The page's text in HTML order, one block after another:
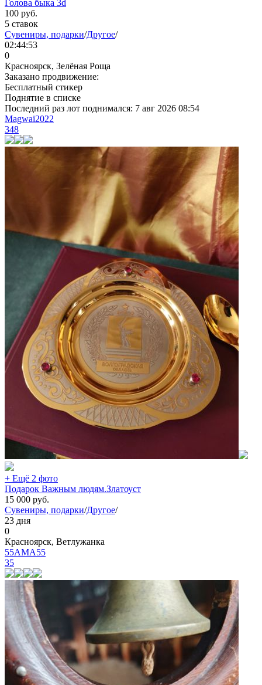
Голова быка 3d
100 руб.
5 ставок
Сувениры, подарки/Другое/
02:44:53
0
Красноярск, Зелёная Роща
Заказано продвижение:
Бесплатный стикер
Поднятие в списке
Последний раз лот поднимался: 7 авг 2026 08:54
Magwai2022
348
+ Ещё 2 фото
Подарок Важным людям.Златоуст
15 000 руб.
Сувениры, подарки/Другое/
23 дня
0
Красноярск, Ветлужанка
55AMA55
35